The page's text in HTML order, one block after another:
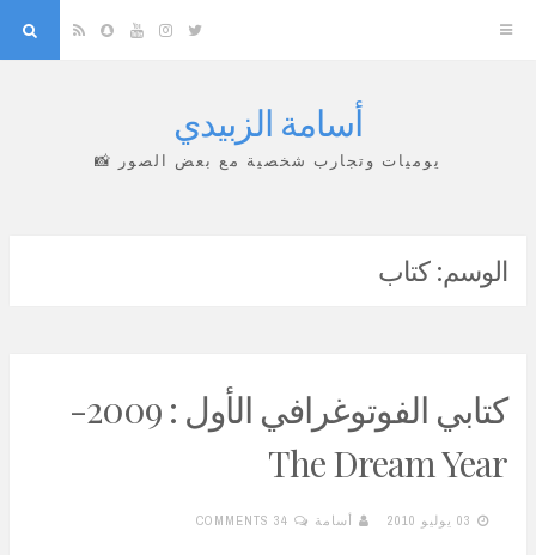
Twitter
Instagram
YouTube
Snapchat
RSS
أسامة الزبيدي
يوميات وتجارب شخصية مع بعض الصور 📸
الوسم:كتاب
كتابي الفوتوغرافي الأول : 2009-
The Dream Year
03 يوليو 2010 أسامة 34 COMMENTS